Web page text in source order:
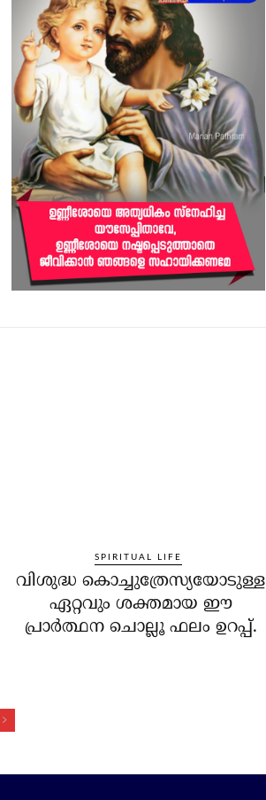
SPIRITUAL LIFE
വിശുദ്ധ കൊച്ചുത്രേസ്യയോടുള്ള
ഏറ്റവും ശക്തമായ ഈ
പ്രാര്‍ത്ഥന ചൊല്ലൂ ഫലം ഉറപ്പ്.